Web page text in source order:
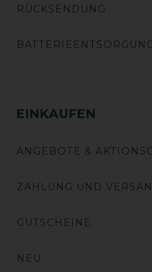
RÜCKSENDUNG
EINKAUFEN
ANGEBOTE &
ZAHLUNG UND
GUTSCHEINE
NEU